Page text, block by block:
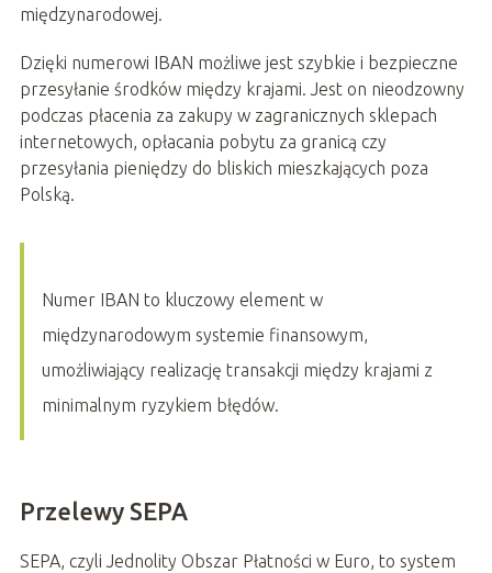
międzynarodowej.
Dzięki numerowi IBAN możliwe jest szybkie i bezpieczne
przesyłanie środków między krajami. Jest on nieodzowny
podczas płacenia za zakupy w zagranicznych sklepach
internetowych, opłacania pobytu za granicą czy
przesyłania pieniędzy do bliskich mieszkających poza
Polską.
Numer IBAN to kluczowy element w
międzynarodowym systemie finansowym,
umożliwiający realizację transakcji między krajami z
minimalnym ryzykiem błędów.
Przelewy SEPA
SEPA, czyli Jednolity Obszar Płatności w Euro, to system